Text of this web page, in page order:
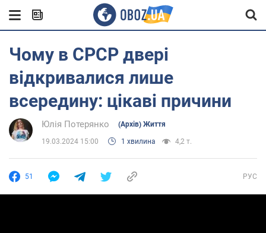
Чому в СРСР двері
відкривалися лише
всередину: цікаві причини
Юлія Потерянко (Архів) Життя
19.03.2024 15:00 1 хвилина 4,2 т.
51 РУС